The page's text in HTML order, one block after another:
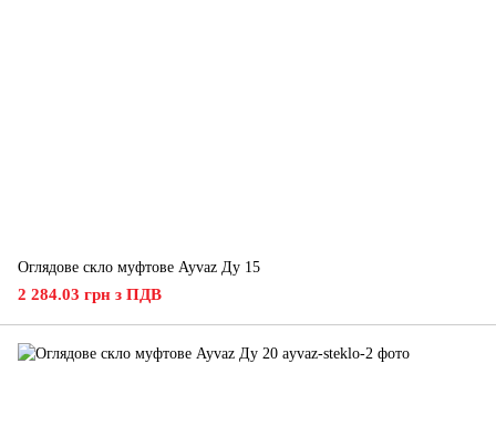
Оглядове скло муфтове Ayvaz Ду 15
2 284.03 грн з ПДВ